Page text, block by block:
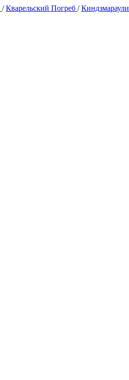
/Кварельский Погреб /Киндзмараули